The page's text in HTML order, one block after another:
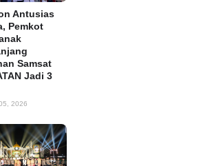
Antusias
Pemkot
Samsat
Jadi 3
2026